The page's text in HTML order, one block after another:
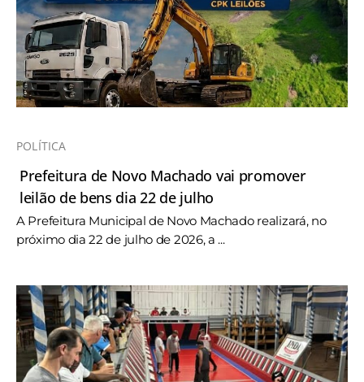
POLÍTICA
Prefeitura de Novo Machado vai promover
leilão de bens dia 22 de julho
A Prefeitura Municipal de Novo Machado realizará, no
próximo dia 22 de julho de 2026, a ...